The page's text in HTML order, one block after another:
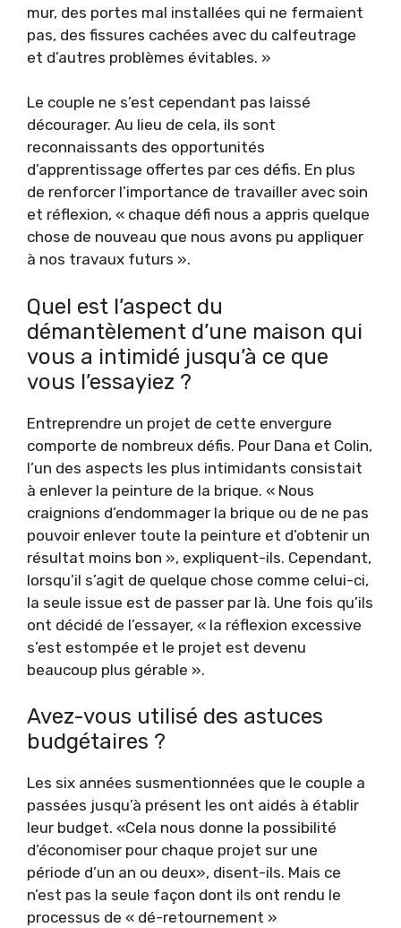
mur, des portes mal installées qui ne fermaient
pas, des fissures cachées avec du calfeutrage
et d’autres problèmes évitables. »
Le couple ne s’est cependant pas laissé
décourager. Au lieu de cela, ils sont
reconnaissants des opportunités
d’apprentissage offertes par ces défis. En plus
de renforcer l’importance de travailler avec soin
et réflexion, « chaque défi nous a appris quelque
chose de nouveau que nous avons pu appliquer
à nos travaux futurs ».
Quel est l’aspect du
démantèlement d’une maison qui
vous a intimidé jusqu’à ce que
vous l’essayiez ?
Entreprendre un projet de cette envergure
comporte de nombreux défis. Pour Dana et Colin,
l’un des aspects les plus intimidants consistait
à enlever la peinture de la brique. « Nous
craignions d’endommager la brique ou de ne pas
pouvoir enlever toute la peinture et d’obtenir un
résultat moins bon », expliquent-ils. Cependant,
lorsqu’il s’agit de quelque chose comme celui-ci,
la seule issue est de passer par là. Une fois qu’ils
ont décidé de l’essayer, « la réflexion excessive
s’est estompée et le projet est devenu
beaucoup plus gérable ».
Avez-vous utilisé des astuces
budgétaires ?
Les six années susmentionnées que le couple a
passées jusqu’à présent les ont aidés à établir
leur budget. «Cela nous donne la possibilité
d’économiser pour chaque projet sur une
période d’un an ou deux», disent-ils. Mais ce
n’est pas la seule façon dont ils ont rendu le
processus de « dé-retournement »